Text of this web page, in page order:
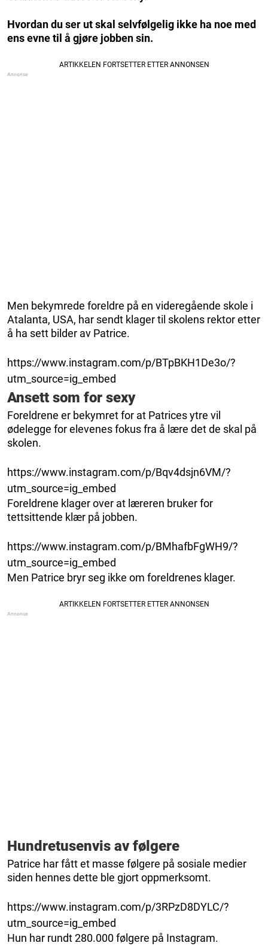
Hvordan du ser ut skal selvfølgelig ikke ha noe med
ens evne til å gjøre jobben sin.
Men bekymrede foreldre på en videregående skole i
Atalanta, USA, har sendt klager til skolens rektor etter
å ha sett bilder av Patrice.
https://www.instagram.com/p/BTpBKH1De3o/?
utm_source=ig_embed
Ansett som for sexy
Foreldrene er bekymret for at Patrices ytre vil
ødelegge for elevenes fokus fra å lære det de skal på
skolen.
https://www.instagram.com/p/Bqv4dsjn6VM/?
utm_source=ig_embed
Foreldrene klager over at læreren bruker for
tettsittende klær på jobben.
https://www.instagram.com/p/BMhafbFgWH9/?
utm_source=ig_embed
Men Patrice bryr seg ikke om foreldrenes klager.
Hundretusenvis av følgere
Patrice har fått et masse følgere på sosiale medier
siden hennes dette ble gjort oppmerksomt.
https://www.instagram.com/p/3RPzD8DYLC/?
utm_source=ig_embed
Hun har rundt 280.000 følgere på Instagram.